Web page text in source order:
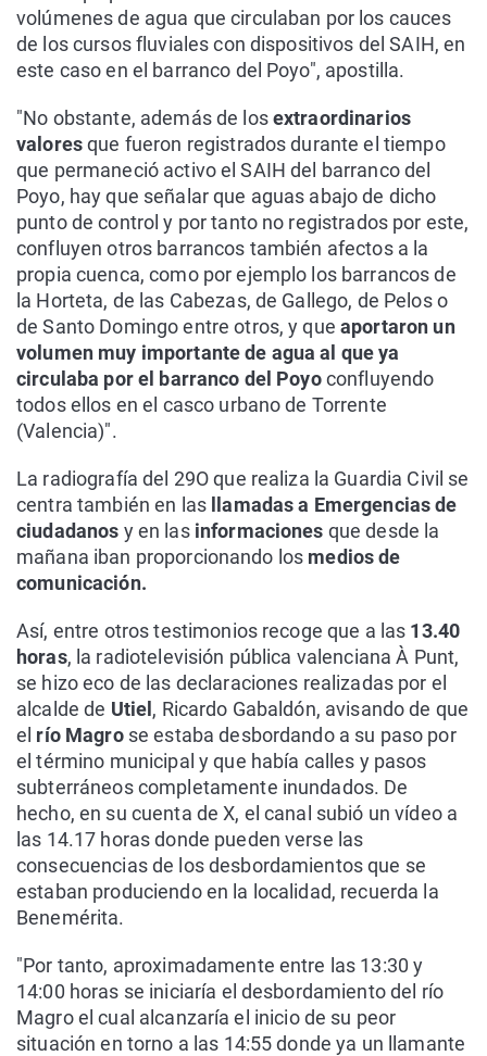
volúmenes de agua que circulaban por los cauces
de los cursos fluviales con dispositivos del SAIH, en
este caso en el barranco del Poyo", apostilla.
"No obstante, además de losextraordinarios
valoresque fueron registrados durante el tiempo
que permaneció activo el SAIH del barranco del
Poyo, hay que señalar que aguas abajo de dicho
punto de control y por tanto no registrados por este,
confluyen otros barrancos también afectos a la
propia cuenca, como por ejemplo los barrancos de
la Horteta, de las Cabezas, de Gallego, de Pelos o
de Santo Domingo entre otros, y queaportaron un
volumen muy importante de agua al que ya
circulaba por el barranco del Poyoconfluyendo
todos ellos en el casco urbano de Torrente
(Valencia)".
La radiografía del 29O que realiza la Guardia Civil se
centra también en las
llamadas a Emergencias de
ciudadanos y en las informaciones que desde la
mañana iban proporcionando los medios de
comunicación.
Así, entre otros testimonios recoge que a las 13.40
horas, la radiotelevisión pública valenciana À Punt,
se hizo eco de las declaraciones realizadas por el
alcalde de Utiel , Ricardo Gabaldón, avisando de que
el río Magro se estaba desbordando a su paso por
el término municipal y que había calles y pasos
subterráneos completamente inundados. De
hecho, en su cuenta de X, el canal subió un vídeo a
las 14.17 horas donde pueden verse las
consecuencias de los desbordamientos que se
estaban produciendo en la localidad, recuerda la
Benemérita.
"Por tanto, aproximadamente entre las 13:30 y
14:00 horas se iniciaría el desbordamiento del río
Magro el cual alcanzaría el inicio de su peor
situación en torno a las 14:55 donde ya un llamante